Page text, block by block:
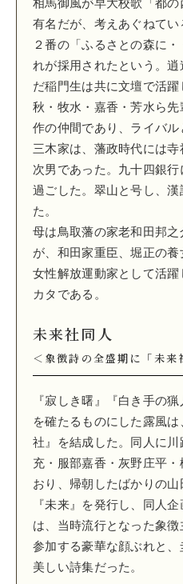
相馬御風が早大校歌「都
有名だが、考えあぐねてい
２番の「ふるさとの森に
れが採用されたという。
だ稲門生は共に文壇で活
秋・牧水・嘉香・芳水ら
作の仲間であり、ライバル
三木家は、藩政時代には
次男であった。九十四銀
過ごした。翠山と号し、
た。
母は鳥取藩の家老和田邦
が、和田家重臣、堀正の養
女性解放運動家として活躍
カタである。
未来社同人
＜象徴詩の全盛期に「未来
『寂しき曙』『白き手の
を確たるものにした露風
社』を結成した。同人に
充・服部嘉香・灰野庄平
おり、帰朝したばかりの
『未来』を発行し、同人
は、当時流行となった象
参加する豪華な顔ぶれと
美しい詩集だった。